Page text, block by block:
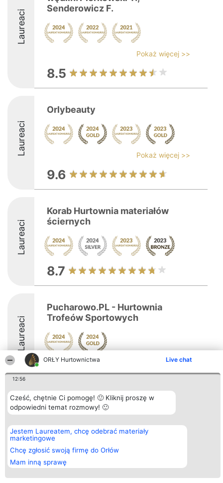
ORŁY Hurtownictwa Live chat
12:56
Cześć, chętnie Ci pomogę! 🙂 Kliknij proszę w
odpowiedni temat rozmowy! 🙂
Jestem Laureatem, chcę odebrać materiały
marketingowe
Chcę zgłosić swoją firmę do Orłów
Mam inną sprawę
Laureaci
Senderowicz F.
Pokaż więcej >>
8.5
Laureaci
Orlybeauty
Pokaż więcej >>
9.6
Laureaci
Korab Hurtownia materiałów
ściernych
8.7
Laureaci
Pucharowo.PL - Hurtownia
Trofeów Sportowych
Organizator plebiscytu
Bright Side Solutions sp. z o.
o. sp. k.
ul. Ruska 22
Wrocław 50-079
KRS 0000749100 | Regon
381313360 | NIP 8943132676
+48 508 492 400
Plebiscyt
Laureaci
Lista
wszystkich
Laureatów
Regulamin
Polityka
Kontakt